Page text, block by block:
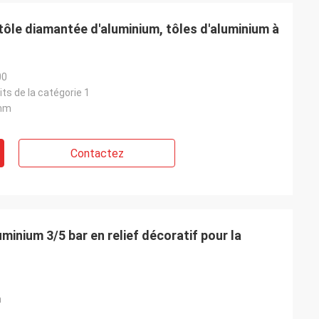
service, une
de sauce
différentes tailles, bouteilles de sauce
diamantée d'aluminium, tôles d'aluminium à
de la catégorie 1
Contactez
3/5 bar en relief décoratif pour la